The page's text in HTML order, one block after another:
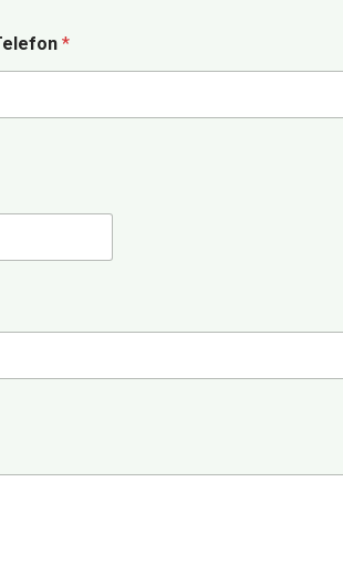
*